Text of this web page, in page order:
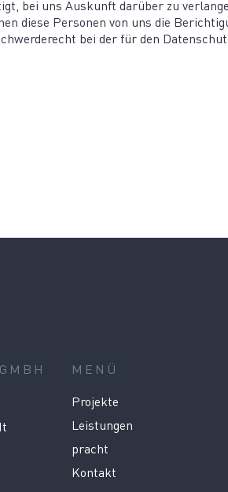
bei uns Auskunft darüber zu
diese Personen von uns die
bei der für den
MENÜ
Projekte
Leistungen
pracht
Kontakt